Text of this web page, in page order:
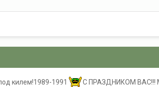
килем!1989-1991 С ПРАЗДНИКОМ ВАС!!!